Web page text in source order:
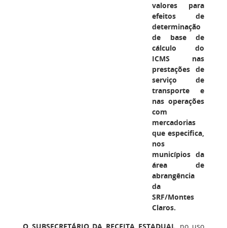
valores para
efeitos de
determinação
de base de
cálculo do
ICMS nas
prestações de
serviço de
transporte e
nas operações
com
mercadorias
que especifica,
nos
municípios da
área de
abrangência
da
SRF/Montes
Claros.